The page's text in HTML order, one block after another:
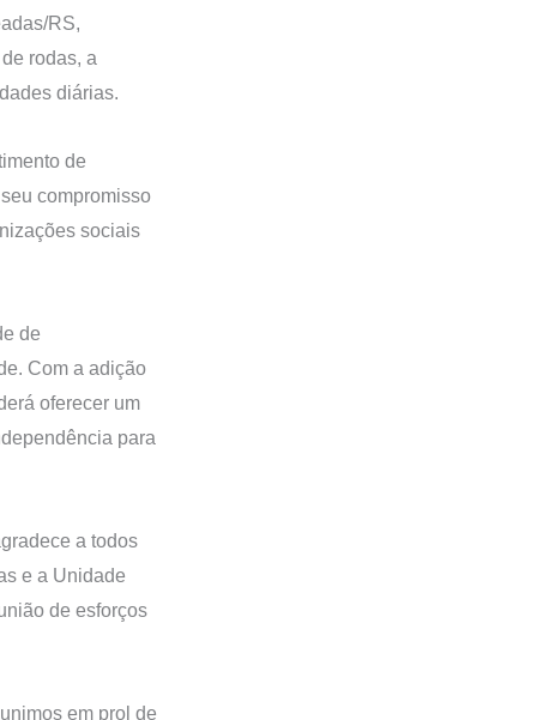
RS,
rodas, a
diárias.
de
compromisso
sociais
de
Com a adição
oferecer um
para
a todos
e a Unidade
de esforços
em prol de